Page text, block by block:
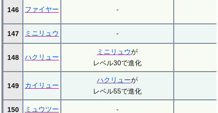
146 ファイヤー -
147 ミニリュウ -
148 ハクリュー
ミニリュウが
レベル30で進化
149 カイリュー
ハクリューが
レベル55で進化
150 ミュウツー -